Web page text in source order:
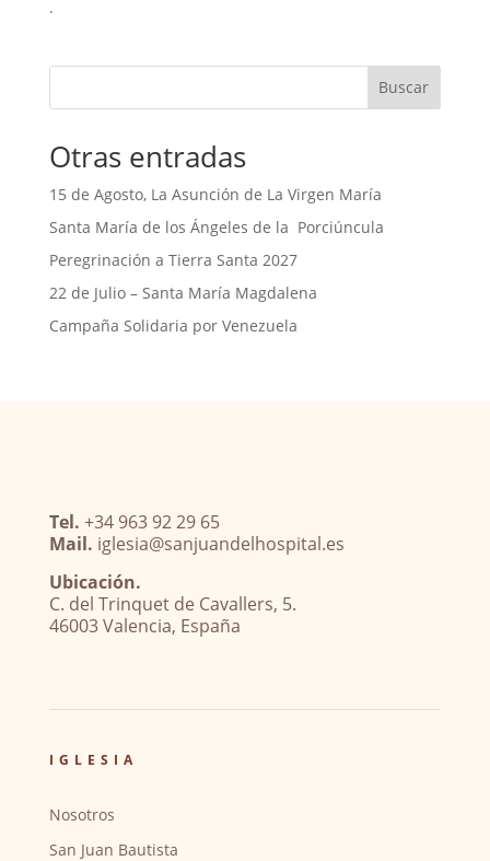
.
Buscar
Otras entradas
15 de Agosto, La Asunción de La Virgen María
Santa María de los Ángeles de la Porciúncula
Peregrinación a Tierra Santa 2027
22 de Julio – Santa María Magdalena
Campaña Solidaria por Venezuela
Tel. +34 963 92 29 65
Mail. iglesia@sanjuandelhospital.es
Ubicación.
C. del Trinquet de Cavallers, 5.
46003 Valencia, España
IGLESIA
Nosotros
San Juan Bautista